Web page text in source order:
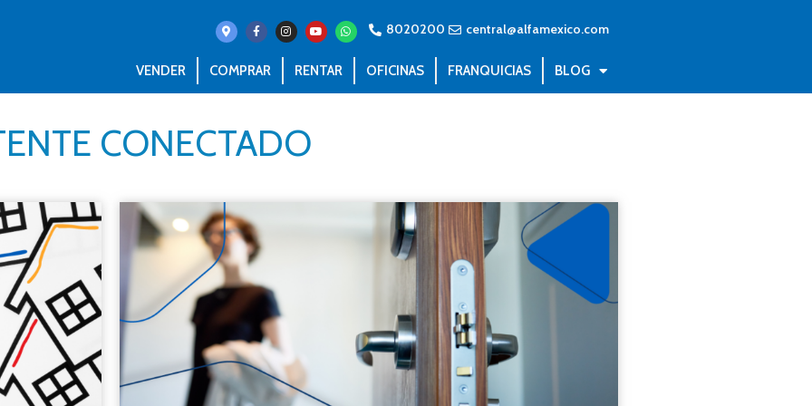
8020200 central@alfamexico.com
VENDER COMPRAR RENTAR OFICINAS FRANQUICIAS BLOG
CONECTADO